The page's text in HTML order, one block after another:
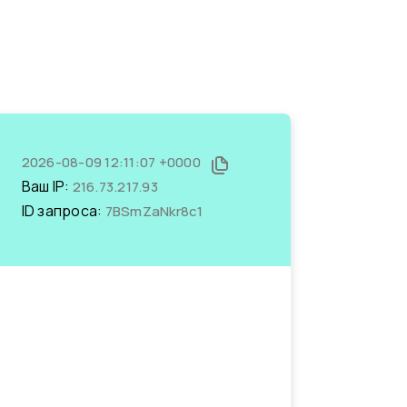
2026-08-09 12:11:07 +0000
Ваш IP: 216.73.217.93
ID запроса: 7BSmZaNkr8c1